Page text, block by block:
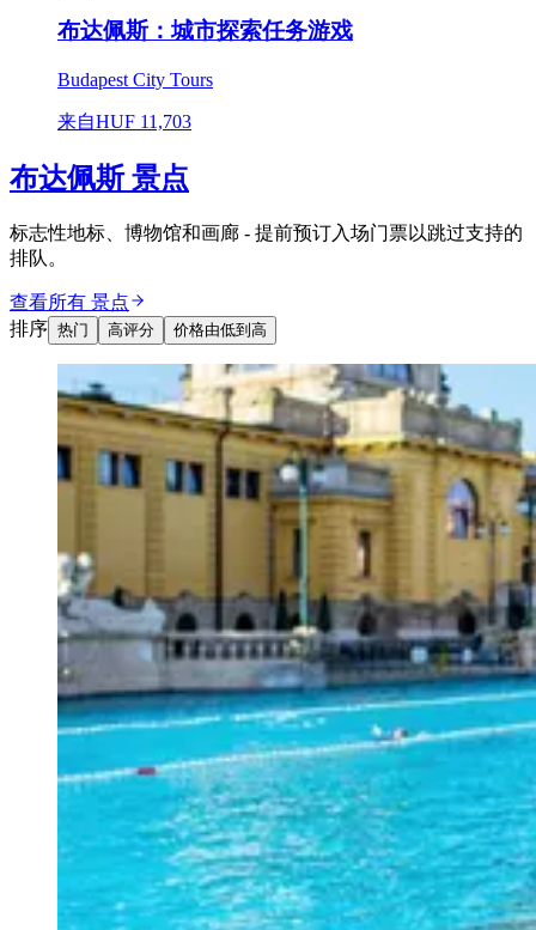
布达佩斯：城市探索任务游戏
Budapest City Tours
来自HUF 11,703
布达佩斯 景点
标志性地标、博物馆和画廊 - 提前预订入场门票以跳过支持的
排队。
查看所有 景点
排序 热门 高评分 价格由低到高